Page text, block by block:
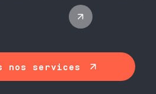
nos services
des informations
d'huile et de
le
filtres et les